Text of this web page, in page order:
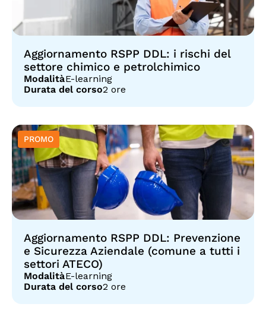
Aggiornamento RSPP DDL: i rischi del
settore chimico e petrolchimico
ModalitàE-learning
Durata del corso2 ore
Aggiornamento RSPP DDL: Prevenzione
e Sicurezza Aziendale (comune a tutti i
settori ATECO)
ModalitàE-learning
Durata del corso2 ore